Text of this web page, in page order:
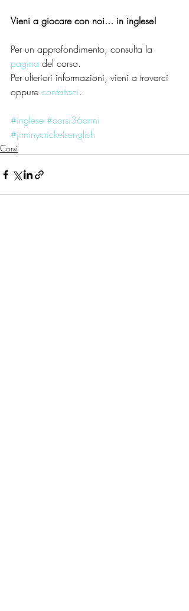
Vieni a giocare con noi... in inglese!
Per un approfondimento, consulta la
pagina del corso.
Per ulteriori informazioni, vieni a trovarci
oppure contattaci.
#inglese #corsi36anni
#jiminycricketsenglish
Corsi